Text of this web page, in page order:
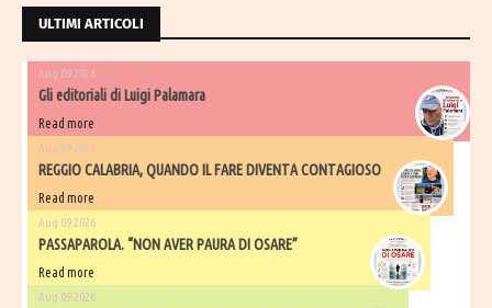
ULTIMI ARTICOLI
Aug 09 2026
Gli editoriali di Luigi Palamara
Read more
Aug 09 2026
REGGIO CALABRIA, QUANDO IL FARE DIVENTA CONTAGIOSO
Read more
Aug 09 2026
PASSAPAROLA. “NON AVER PAURA DI OSARE”
Read more
Aug 09 2026